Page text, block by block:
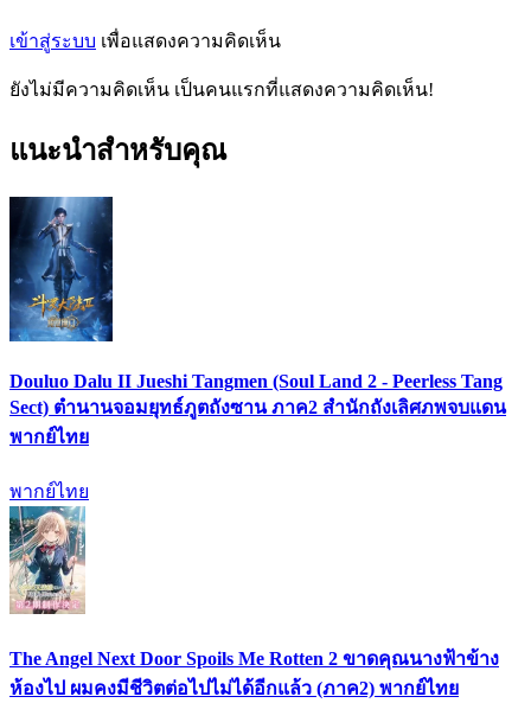
เข้าสู่ระบบ เพื่อแสดงความคิดเห็น
ยังไม่มีความคิดเห็น เป็นคนแรกที่แสดงความคิดเห็น!
แนะนำสำหรับคุณ
Douluo Dalu II Jueshi Tangmen (Soul Land 2 - Peerless Tang
Sect) ตำนานจอมยุทธ์ภูตถังซาน ภาค2 สำนักถังเลิศภพจบแดน
พากย์ไทย
พากย์ไทย
The Angel Next Door Spoils Me Rotten 2 ขาดคุณนางฟ้าข้าง
ห้องไป ผมคงมีชีวิตต่อไปไม่ได้อีกแล้ว (ภาค2) พากย์ไทย